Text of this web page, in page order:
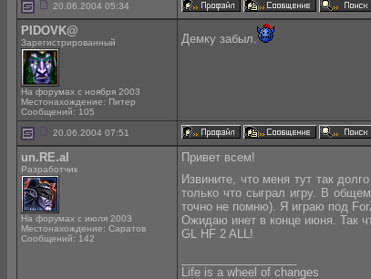
20.06.2004 05:34
PIDOVK@
Зарегистрированный
На форумах с ноября 2003
Местонахождение: Питер
Сообщений: 105
Демку забыл.
20.06.2004 07:51
un.RE.al
Разработчик
На форумах с июля 2003
Местонахождение: Саратов
Сообщений: 142
Привет всем!
Извините, что меня тут так
только что сыграл игру. В
точно не помню). Я играю под
Ожидаю инет в конце июня. Так
GL HF 2 ALL!
Life is a wheel of changes